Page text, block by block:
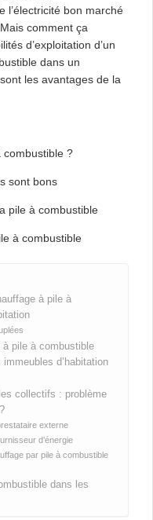
l’électricité bon marché
comment ça
d’exploitation d’un
dans un
les avantages de la
combustible ?
sont bons
pile à combustible
à combustible
à pile à
pile à combustible
d’habitation
collectifs : problème
externe
d’énergie
par pile à combustible
dans les